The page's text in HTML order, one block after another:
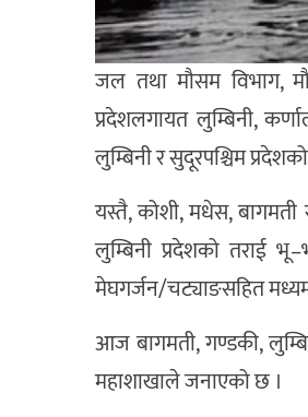
जल तथा मौसम विभाग,
प्रदेशलगायत लुम्बिनी,
लुम्बिनी र सुदूरपश्चिम
यस्तै, कोशी, मधेस, बागमती
लुम्बिनी प्रदेशको तराई
मेघगर्जन/चट्याङसहित
आज बागमती, गण्डकी,
महाशाखाले जनाएको छ ।